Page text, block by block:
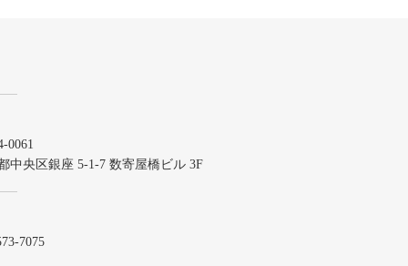
0061
中央区銀座 5-1-7 数寄屋橋ビル 3F
7075